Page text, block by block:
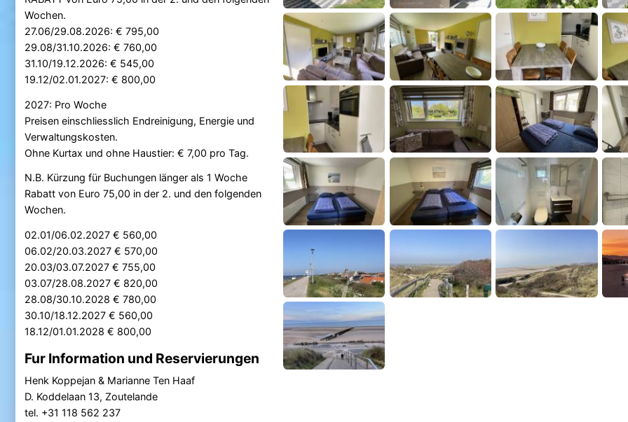
Wochen.
27.06/29.08.2026: € 795,00
29.08/31.10.2026: € 760,00
31.10/19.12.2026: € 545,00
19.12/02.01.2027: € 800,00
2027: Pro Woche
Preisen einschliesslich Endreinigung, Energie und
Verwaltungskosten.
Ohne Kurtax und ohne Haustier: € 7,00 pro Tag.
N.B. Kürzung für Buchungen länger als 1 Woche
Rabatt von Euro 75,00 in der 2. und den folgenden
Wochen.
02.01/06.02.2027 € 560,00
06.02/20.03.2027 € 570,00
20.03/03.07.2027 € 755,00
03.07/28.08.2027 € 820,00
28.08/30.10.2028 € 780,00
30.10/18.12.2027 € 560,00
18.12/01.01.2028 € 800,00
Fur Information und Reservierungen
Henk Koppejan & Marianne Ten Haaf
D. Koddelaan 13, Zoutelande
tel. +31 118 562 237